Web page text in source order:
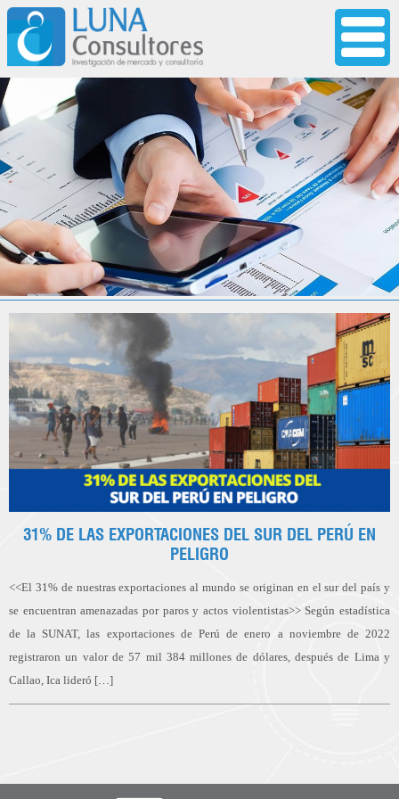
31% DE LAS EXPORTACIONES DEL SUR DEL PERÚ EN
PELIGRO
<<El 31% de nuestras exportaciones al mundo se originan en el sur del país y
se encuentran amenazadas por paros y actos violentistas>> Según estadística
de la SUNAT, las exportaciones de Perú de enero a noviembre de 2022
registraron un valor de 57 mil 384 millones de dólares, después de Lima y
Callao, Ica lideró […]